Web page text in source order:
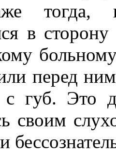
тогда,
в
перед
губ. Это
своим